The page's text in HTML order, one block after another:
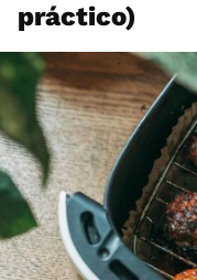
práctico)